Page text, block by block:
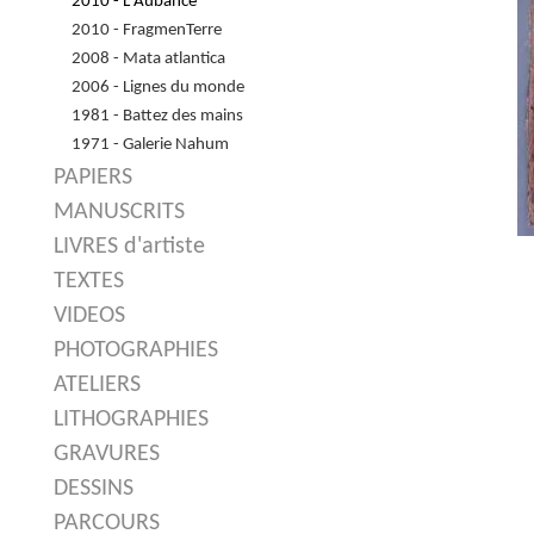
2010 - FragmenTerre
2008 - Mata atlantica
2006 - Lignes du monde
1981 - Battez des mains
1971 - Galerie Nahum
PAPIERS
MANUSCRITS
LIVRES d'artiste
TEXTES
VIDEOS
PHOTOGRAPHIES
ATELIERS
LITHOGRAPHIES
GRAVURES
DESSINS
PARCOURS